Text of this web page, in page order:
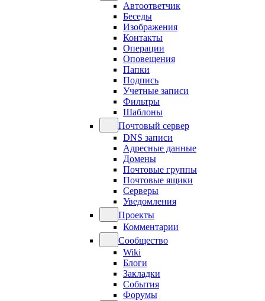
Автоответчик
Беседы
Изображения
Контакты
Операции
Оповещения
Папки
Подпись
Учетные записи
Фильтры
Шаблоны
Почтовый сервер
DNS записи
Адресные данные
Домены
Почтовые группы
Почтовые ящики
Серверы
Уведомления
Проекты
Комментарии
Сообщество
Wiki
Блоги
Закладки
События
Форумы